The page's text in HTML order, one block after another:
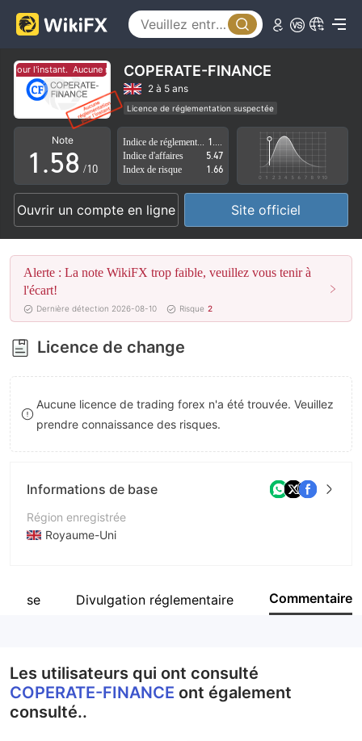
pour l'instant. Aucune réglementation pour l'instant.
COPERATE-FINANCE
2 à 5 ans
Licence de réglementation suspectée
Région d'affaires suspectée
Risque élevé potentiel
Note
0
1
2
3
4
5
6
7
8
9
.
1
2
3
4
5
6
7
8
9
4
5
6
7
8
9
/10
Indice d'affaires
5.47
Index de risque
1.66
Ouvrir un compte en ligne Site officiel
Alerte : La note WikiFX trop faible, veuillez vous tenir à
l'écart!
Dernière détection 2026-08-10 Risque 2
Licence de change
Aucune licence de trading forex n'a été trouvée. Veuillez
prendre connaissance des risques.
Informations de base
Région enregistrée
Royaume-Uni
Société
Divulgation réglementaire Commentaire
Les utilisateurs qui ont consulté
COPERATE-FINANCE ont également
consulté..